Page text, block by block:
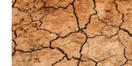
Siccità, allarme nel 60%
italiano. Costi per